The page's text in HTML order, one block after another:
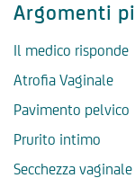
Argomenti
Il medico risponde
Atrofia Vaginale
Pavimento pelvico
Prurito intimo
Secchezza vaginale